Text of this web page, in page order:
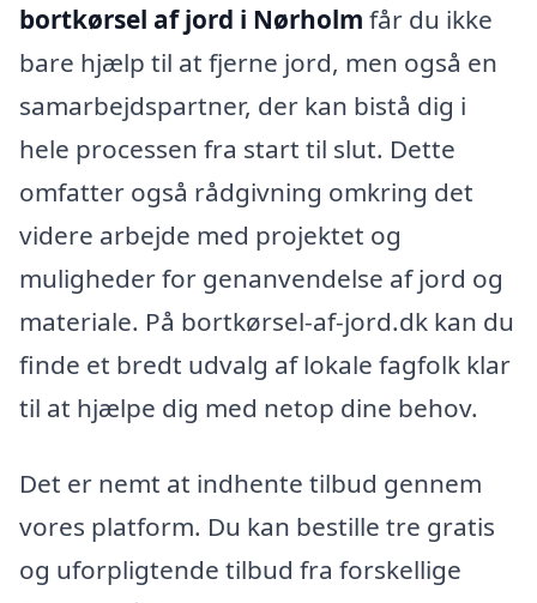
bortkørsel af jord i Nørholm får du ikke
bare hjælp til at fjerne jord, men også en
samarbejdspartner, der kan bistå dig i
hele processen fra start til slut. Dette
omfatter også rådgivning omkring det
videre arbejde med projektet og
muligheder for genanvendelse af jord og
materiale. På bortkørsel-af-jord.dk kan du
finde et bredt udvalg af lokale fagfolk klar
til at hjælpe dig med netop dine behov.
Det er nemt at indhente tilbud gennem
vores platform. Du kan bestille tre gratis
og uforpligtende tilbud fra forskellige